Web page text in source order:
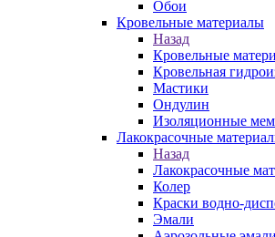
Обои
Кровельные материалы
Назад
Кровельные
Кровельная
Мастики
Ондулин
Изоляционные
Лакокрасочные
Назад
Лакокрасочные
Колер
Краски водно-
Эмали